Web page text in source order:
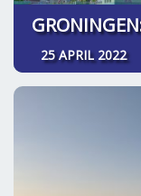
25 APRIL 2022